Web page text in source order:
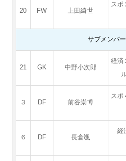
20 FW 上田綺世
スポ
サブメンバー
21 GK 中野小次郎
経済
３ DF 前谷崇博
スポ
６ DF 長倉颯
経